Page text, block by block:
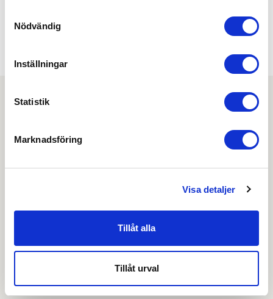
Nödvändig
Inställningar
Statistik
Marknadsföring
Visa detaljer
Tillåt alla
Tillåt urval
nyhetsbrev så accepterar du innehållet i vårintegritetspolicy. Du kan hitta